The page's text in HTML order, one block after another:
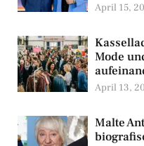
April 15,
Mode
April 13,
Malte